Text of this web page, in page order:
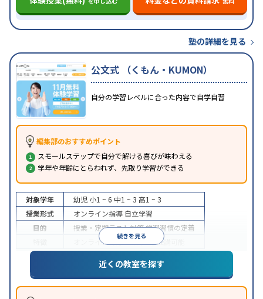
塾の詳細を見る
公文式 （くもん・KUMON）
自分の学習レベルに合った内容で自学自習
編集部のおすすめポイント
スモールステップで自分で解ける喜びが味わえる
学年や年齢にとらわれず、先取り学習ができる
続きを見る
対象学年 幼児 小1 ~ 6 中1 ~ 3 高1 ~ 3
授業形式
オンライン指導 自立学習
目的
授業・定期テスト対策学習習慣の定着
オンライン対応1科目から受講可能
近くの教室を探す